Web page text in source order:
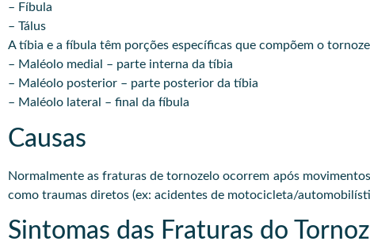
– Fíbula
– Tálus
A tíbia e a fíbula têm porções específicas que compõem o
– Maléolo medial – parte interna da tíbia
– Maléolo posterior – parte posterior da tíbia
– Maléolo lateral – final da fíbula
Causas
Normalmente as fraturas de tornozelo ocorrem após
como traumas diretos (ex: acidentes de motocicleta/
Sintomas das Fraturas do